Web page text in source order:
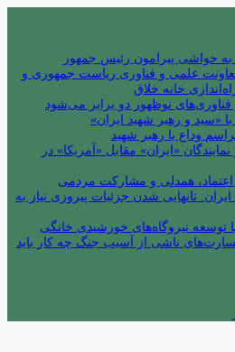
به حواشی پیرامون رئیس جمهور
علمی و فناوری ریاست جمهوری و
خانه خلاق
نوظهور دو برابر می‌شود
«سید و رهبر شهید ایران»
وداع با رهبر شهید
۱۰ بر صفر نمایندگان «ایران» مقابل «آمریکا» در
اعتماد، همدلی و مشارکت مردمی
تانهایی شدن جزئیات پیروزی نیاز به
توسعه نیروگاه‌های خورشیدی خانگی
ناشی از آسیب جنگ چه کار باید